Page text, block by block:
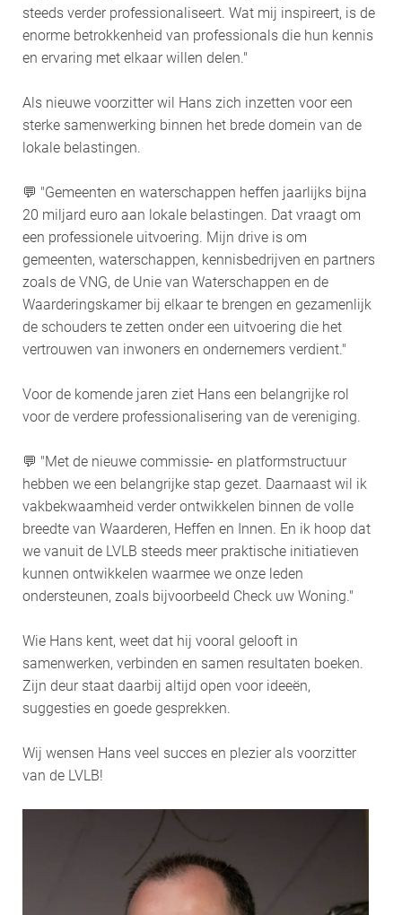
steeds verder professionaliseert. Wat mij inspireert, is de
enorme betrokkenheid van professionals die hun kennis
en ervaring met elkaar willen delen."
Als nieuwe voorzitter wil Hans zich inzetten voor een
sterke samenwerking binnen het brede domein van de
lokale belastingen.
💬 "Gemeenten en waterschappen heffen jaarlijks bijna
20 miljard euro aan lokale belastingen. Dat vraagt om
een professionele uitvoering. Mijn drive is om
gemeenten, waterschappen, kennisbedrijven en partners
zoals de VNG, de Unie van Waterschappen en de
Waarderingskamer bij elkaar te brengen en gezamenlijk
de schouders te zetten onder een uitvoering die het
vertrouwen van inwoners en ondernemers verdient."
Voor de komende jaren ziet Hans een belangrijke rol
voor de verdere professionalisering van de vereniging.
💬 "Met de nieuwe commissie- en platformstructuur
hebben we een belangrijke stap gezet. Daarnaast wil ik
vakbekwaamheid verder ontwikkelen binnen de volle
breedte van Waarderen, Heffen en Innen. En ik hoop dat
we vanuit de LVLB steeds meer praktische initiatieven
kunnen ontwikkelen waarmee we onze leden
ondersteunen, zoals bijvoorbeeld Check uw Woning."
Wie Hans kent, weet dat hij vooral gelooft in
samenwerken, verbinden en samen resultaten boeken.
Zijn deur staat daarbij altijd open voor ideeën,
suggesties en goede gesprekken.
Wij wensen Hans veel succes en plezier als voorzitter
van de LVLB!